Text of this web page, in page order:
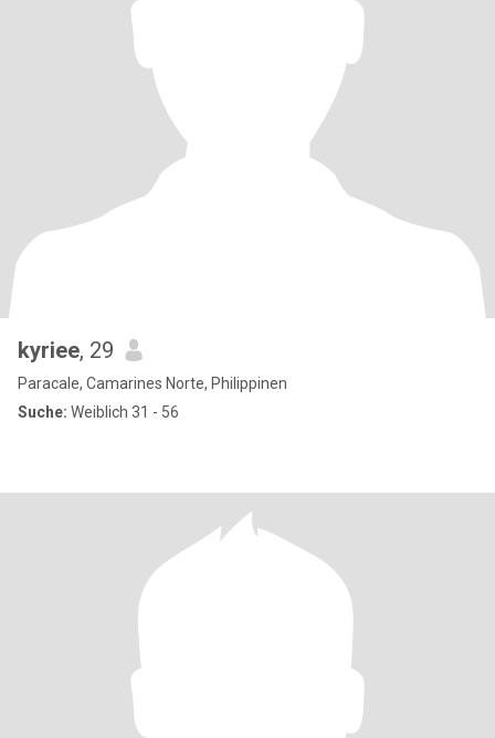
kyriee, 29
Paracale, Camarines Norte, Philippinen
Suche: Weiblich 31 - 56